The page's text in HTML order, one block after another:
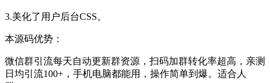
3.美化了用户后台CSS。
本源码优势：
微信群引流每天自动更新群资源，扫码加群转化率超高，亲测
日均引流100+，手机电脑都能用，操作简单到爆。适合人